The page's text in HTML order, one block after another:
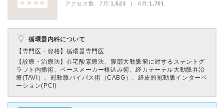
アクセス数 7月:1,523 | 6月:1,701
循環器内科について
【専門医・資格】 循環器専門医
【診療・治療法】 在宅酸素療法、腹部大動脈瘤に対するステントグ
ラフト内挿術、ペースメーカー植込み術、経カテーテル大動脈弁治
療(TAVI）、冠動脈バイパス術（CABG）、経皮的冠動脈インターベ
ーション(PCI)